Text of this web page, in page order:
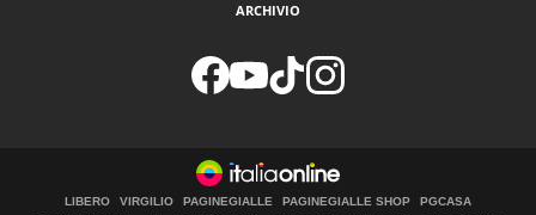
ARCHIVIO
LIBERO VIRGILIO PAGINEGIALLE PAGINEGIALLE SHOP
PGCASA